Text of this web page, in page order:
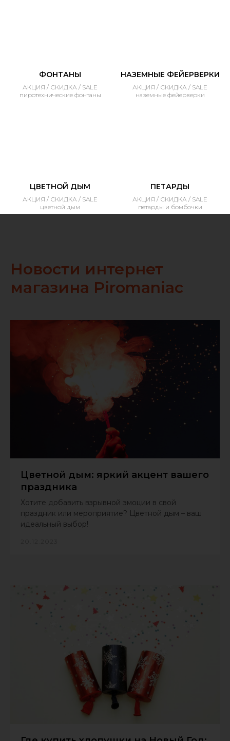
ФОНТАНЫ
АКЦИЯ / СКИДКА / SALE
пиротехнические фонтаны
НАЗЕМНЫЕ ФЕЙЕРВЕРКИ
АКЦИЯ / СКИДКА / SALE
наземные фейерверки
ЦВЕТНОЙ ДЫМ
АКЦИЯ / СКИДКА / SALE
цветной дым
ПЕТАРДЫ
АКЦИЯ / СКИДКА / SALE
петарды и бомбочки
Новости интернет
магазина Piromaniac
Цветной дым: яркий акцент вашего
праздника
Хотите добавить взрывной эмоции в свой
праздник или мероприятие? Цветной дым – ваш
идеальный выбор!